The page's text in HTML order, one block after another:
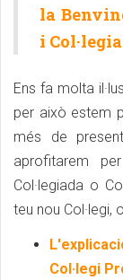
la
i
Ens fa molta
per això estem
més de
aprofitarem
Col·legiada o
teu nou Col·legi,
Col·legi